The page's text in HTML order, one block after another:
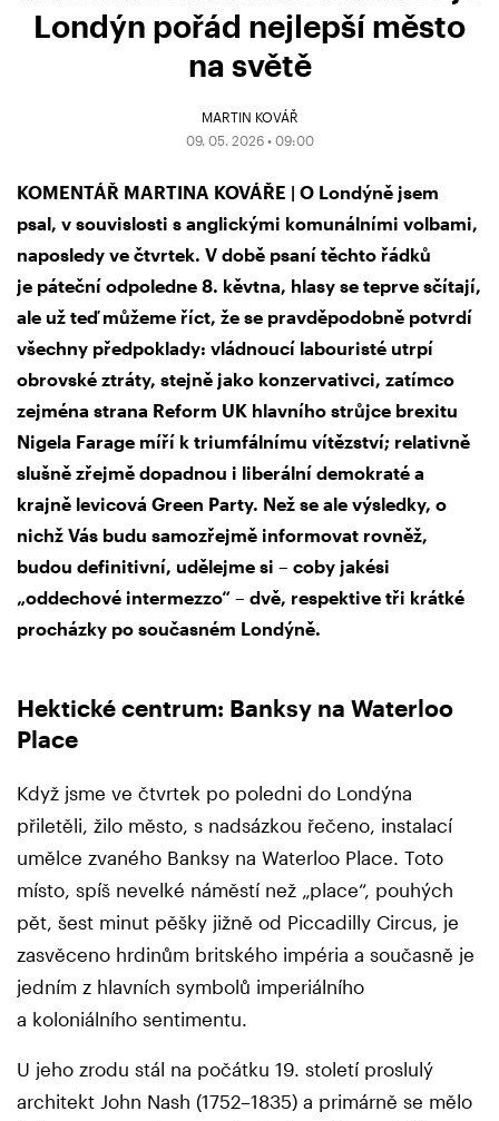
Londýn pořád nejlepší město
na světě
MARTIN KOVÁŘ
09. 05. 2026 • 09:00
KOMENTÁŘ MARTINA KOVÁŘE | O Londýně jsem
psal, v souvislosti s anglickými komunálními volbami,
naposledy ve čtvrtek. V době psaní těchto řádků
je páteční odpoledne 8. kěvtna, hlasy se teprve sčítají,
ale už teď můžeme říct, že se pravděpodobně potvrdí
všechny předpoklady: vládnoucí labouristé utrpí
obrovské ztráty, stejně jako konzervativci, zatímco
zejména strana Reform UK hlavního strůjce brexitu
Nigela Farage míří k triumfálnímu vítězství; relativně
slušně zřejmě dopadnou i liberální demokraté a
krajně levicová Green Party. Než se ale výsledky, o
nichž Vás budu samozřejmě informovat rovněž,
budou definitivní, udělejme si – coby jakési
„oddechové intermezzo“ – dvě, respektive tři krátké
procházky po současném Londýně.
Hektické centrum: Banksy na Waterloo
Place
Když jsme ve čtvrtek po poledni do Londýna
přiletěli, žilo město, s nadsázkou řečeno, instalací
umělce zvaného Banksy na Waterloo Place. Toto
místo, spíš nevelké náměstí než „place“, pouhých
pět, šest minut pěšky jižně od Piccadilly Circus, je
zasvěceno hrdinům britského impéria a současně je
jedním z hlavních symbolů imperiálního
a koloniálního sentimentu.
U jeho zrodu stál na počátku 19. století proslulý
architekt John Nash (1752–1835) a primárně se mělo